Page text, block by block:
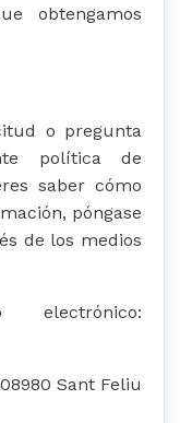
obtengamos
o pregunta
política de
saber cómo
póngase
de los medios
electrónico:
Sant Feliu